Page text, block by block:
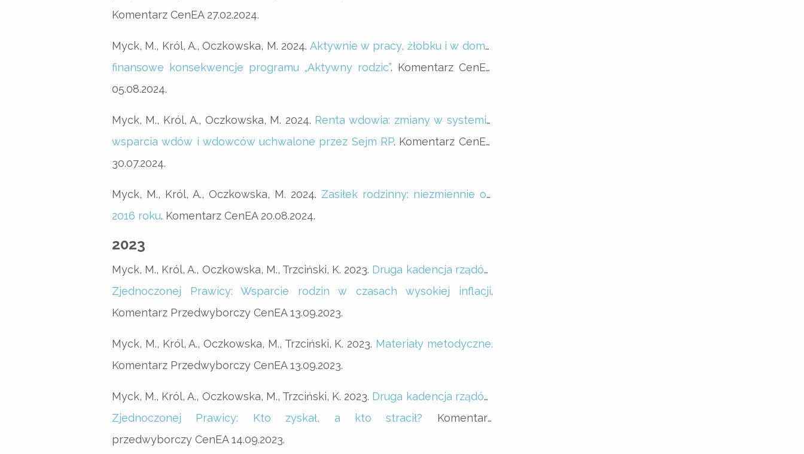
Komentarz CenEA 27.02.2024.
Myck, M., Król, A., Oczkowska, M. 2024. Aktywnie w pracy, żłobku i w domu:
finansowe konsekwencje programu „Aktywny rodzic”. Komentarz CenEA
05.08.2024.
Myck, M., Król, A., Oczkowska, M. 2024. Renta wdowia: zmiany w systemie
wsparcia wdów i wdowców uchwalone przez Sejm RP. Komentarz CenEA
30.07.2024.
Myck, M., Król, A., Oczkowska, M. 2024. Zasiłek rodzinny: niezmiennie od
2016 roku. Komentarz CenEA 20.08.2024.
2023
Myck, M., Król, A., Oczkowska, M., Trzciński, K. 2023. Druga kadencja rządów
Zjednoczonej Prawicy: Wsparcie rodzin w czasach wysokiej inflacji.
Komentarz Przedwyborczy CenEA 13.09.2023.
Myck, M., Król, A., Oczkowska, M., Trzciński, K. 2023. Materiały metodyczne.
Komentarz Przedwyborczy CenEA 13.09.2023.
Myck, M., Król, A., Oczkowska, M., Trzciński, K. 2023. Druga kadencja rządów
Zjednoczonej Prawicy: Kto zyskał, a kto stracił? Komentarz
przedwyborczy CenEA 14.09.2023.